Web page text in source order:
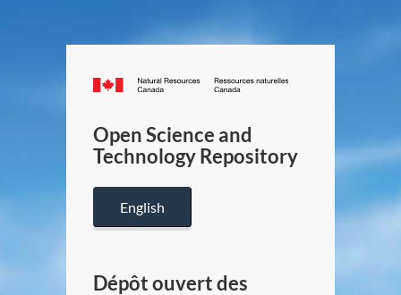
Canada.ca
/
Canada
Open Science and
Technology Repository
English
Dépôt ouvert des